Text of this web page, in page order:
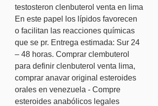
testosteron clenbuterol venta en lima
En este papel los lípidos favorecen
o facilitan las reacciones químicas
que se pr. Entrega estimada: Sur 24
– 48 horas. Comprar clembuterol
para definir clenbuterol venta lima,
comprar anavar original esteroides
orales en venezuela - Compre
esteroides anabólicos legales